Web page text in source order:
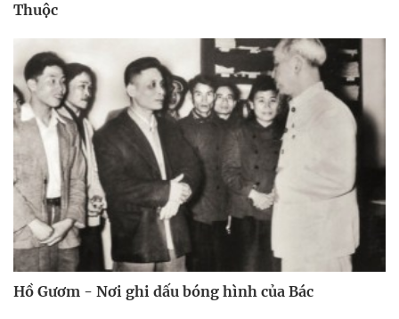
Thuộc
Hồ Gươm - Nơi ghi dấu bóng hình của Bác